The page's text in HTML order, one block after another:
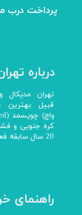
پرداخت درب
درباره
تهران مدیکال
قبیل بهترین
20 سال سابقه فعالیت در واردات و توزیع انواع تجهیزات پزشکی
راهنمای